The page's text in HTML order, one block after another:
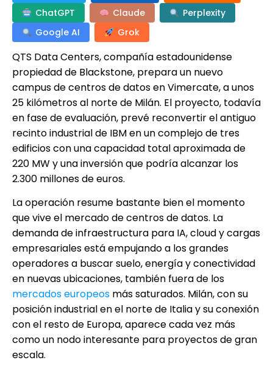
ChatGPT
Claude
Perplexity
Google AI
Grok
QTS Data Centers, compañía estadounidense
propiedad de Blackstone, prepara un nuevo
campus de centros de datos en Vimercate, a unos
25 kilómetros al norte de Milán. El proyecto, todavía
en fase de evaluación, prevé reconvertir el antiguo
recinto industrial de IBM en un complejo de tres
edificios con una capacidad total aproximada de
220 MW y una inversión que podría alcanzar los
2.300 millones de euros.
La operación resume bastante bien el momento
que vive el mercado de centros de datos. La
demanda de infraestructura para IA, cloud y cargas
empresariales está empujando a los grandes
operadores a buscar suelo, energía y conectividad
en nuevas ubicaciones, también fuera de los
mercados europeos más saturados. Milán, con su
posición industrial en el norte de Italia y su conexión
con el resto de Europa, aparece cada vez más
como un nodo interesante para proyectos de gran
escala.